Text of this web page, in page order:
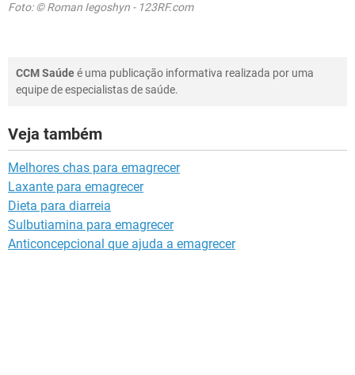
Foto: © Roman Iegoshyn - 123RF.com
CCM Saúdeé uma publicação informativa realizada por uma
equipe de especialistas de saúde.
Veja também
Melhores chas para emagrecer
Laxante para emagrecer
Dieta para diarreia
Sulbutiamina para emagrecer
Anticoncepcional que ajuda a emagrecer